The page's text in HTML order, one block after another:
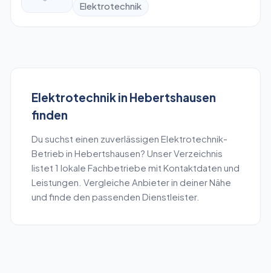
Elektrotechnik
Elektrotechnikin Hebertshausen
finden
Du suchst einen zuverlässigen Elektrotechnik-
Betrieb in Hebertshausen? Unser Verzeichnis
listet 1 lokale Fachbetriebe mit Kontaktdaten und
Leistungen. Vergleiche Anbieter in deiner Nähe
und finde den passenden Dienstleister.